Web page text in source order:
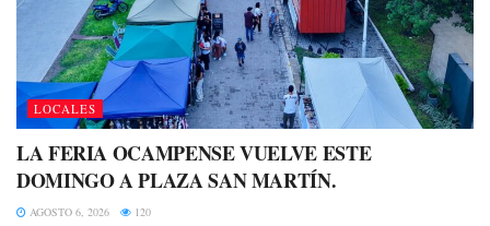
LOCALES
LA FERIA OCAMPENSE VUELVE ESTE
DOMINGO A PLAZA SAN MARTÍN.
AGOSTO 6, 2026 120